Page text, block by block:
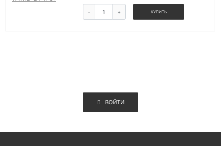
- + КУПИТЬ
ВОЙТИ